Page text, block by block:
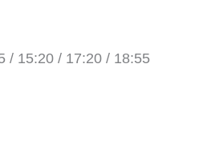
/ 15:20 / 17:20 / 18:55